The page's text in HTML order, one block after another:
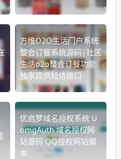
方维O2O生活门户系统
整合订餐系统源码|社区
生活o2o整合订餐功能
独家提供短信接口
优启梦域名授权系统 U
omgAuth 域名授权网
站源码 QQ授权网站脚
本